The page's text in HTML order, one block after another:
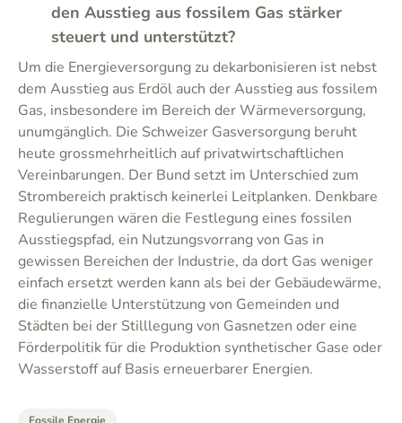
den Ausstieg aus fossilem Gas stärker
steuert und unterstützt?
Um die Energieversorgung zu dekarbonisieren ist nebst
dem Ausstieg aus Erdöl auch der Ausstieg aus fossilem
Gas, insbesondere im Bereich der Wärmeversorgung,
unumgänglich. Die Schweizer Gasversorgung beruht
heute grossmehrheitlich auf privatwirtschaftlichen
Vereinbarungen. Der Bund setzt im Unterschied zum
Strombereich praktisch keinerlei Leitplanken. Denkbare
Regulierungen wären die Festlegung eines fossilen
Ausstiegspfad, ein Nutzungsvorrang von Gas in
gewissen Bereichen der Industrie, da dort Gas weniger
einfach ersetzt werden kann als bei der Gebäudewärme,
die finanzielle Unterstützung von Gemeinden und
Städten bei der Stilllegung von Gasnetzen oder eine
Förderpolitik für die Produktion synthetischer Gase oder
Wasserstoff auf Basis erneuerbarer Energien.